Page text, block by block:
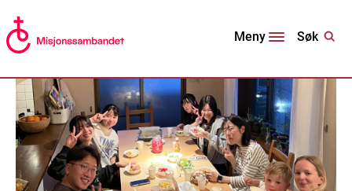
Meny Søk